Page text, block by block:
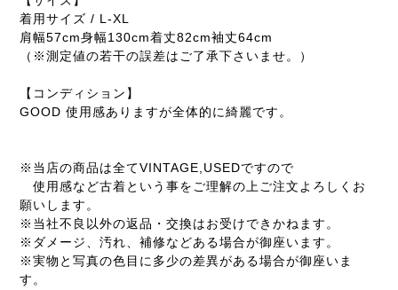
着用サイズ / L-XL
肩幅57cm身幅130cm着丈82cm袖丈64cm
（※測定値の若干の誤差はご了承下さいませ。）
【コンディション】
GOOD 使用感ありますが全体的に綺麗です。
※当店の商品は全てVINTAGE,USEDですので
使用感など古着という事をご理解の上ご注文よろしくお
願いします。
※当社不良以外の返品・交換はお受けできかねます。
※ダメージ、汚れ、補修などある場合が御座います。
※実物と写真の色目に多少の差異がある場合が御座いま
す。